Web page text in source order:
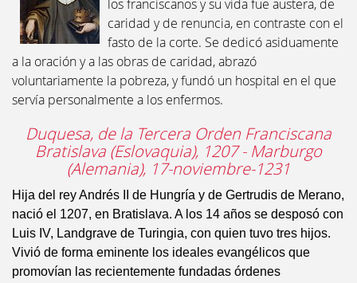
los franciscanos y su vida fue austera, de
caridad y de renuncia, en contraste con el
fasto de la corte. Se dedicó asiduamente
a la oración y a las obras de caridad, abrazó
voluntariamente la pobreza, y fundó un hospital en el que
servía personalmente a los enfermos.
Duquesa, de la Tercera Orden Franciscana
Bratislava (Eslovaquia), 1207 - Marburgo
(Alemania), 17-noviembre-1231
Hija del rey Andrés II de Hungría y de Gertrudis de Merano,
nació el 1207, en Bratislava. A los 14 años se desposó con
Luis IV, Landgrave de Turingia, con quien tuvo tres hijos.
Vivió de forma eminente los ideales evangélicos que
promovían las recientemente fundadas órdenes